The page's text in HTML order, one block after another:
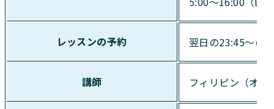
レッスンの予約 翌日の23:45～の
講師 フィリピン（オ